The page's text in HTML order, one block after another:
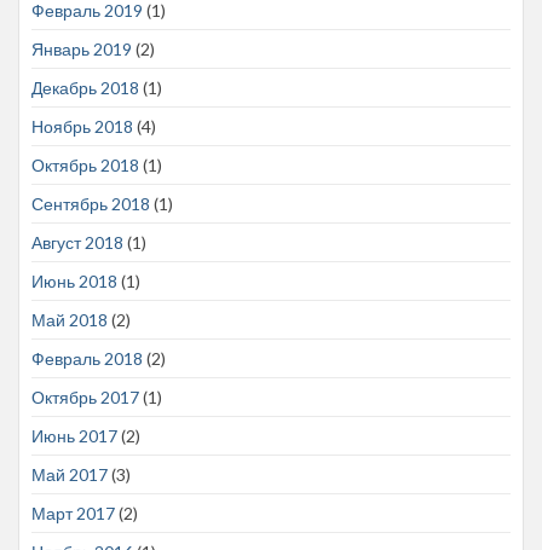
Февраль 2019 (1)
Январь 2019 (2)
Декабрь 2018 (1)
Ноябрь 2018 (4)
Октябрь 2018 (1)
Сентябрь 2018 (1)
Август 2018 (1)
Июнь 2018 (1)
Май 2018 (2)
Февраль 2018 (2)
Октябрь 2017(1)
Июнь 2017(2)
Май 2017(3)
Март 2017(2)